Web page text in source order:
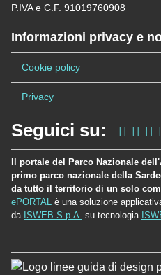
P.IVA e C.F. 91019760908
Informazioni privacy e
Cookie policy
Privacy
Seguici su:
Il portale del Parco Nazionale
primo parco nazionale della
da tutto il territorio di un solo
ePORTAL
è una soluzione
da ISWEB S.p.A. su tecnologia